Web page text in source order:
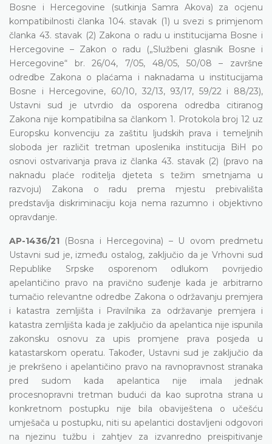
Bosne i Hercegovine (sutkinja Samra Akova) za ocjenu
kompatibilnosti članka 104. stavak (1) u svezi s primjenom
članka 43. stavak (2) Zakona o radu u institucijama Bosne i
Hercegovine – Zakon o radu („Službeni glasnik Bosne i
Hercegovine“ br. 26/04, 7/05, 48/05, 50/08 – završne
odredbe Zakona o plaćama i naknadama u institucijama
Bosne i Hercegovine, 60/10, 32/13, 93/17, 59/22 i 88/23),
Ustavni sud je utvrdio da osporena odredba citiranog
Zakona nije kompatibilna sa člankom 1. Protokola broj 12 uz
Europsku konvenciju za zaštitu ljudskih prava i temeljnih
sloboda jer različit tretman uposlenika institucija BiH po
osnovi ostvarivanja prava iz članka 43. stavak (2) (pravo na
naknadu plaće roditelja djeteta s težim smetnjama u
razvoju) Zakona o radu prema mjestu prebivališta
predstavlja diskriminaciju koja nema razumno i objektivno
opravdanje.
AP-1436/21 (Bosna i Hercegovina) – U ovom predmetu
Ustavni sud je, između ostalog, zaključio da je Vrhovni sud
Republike Srpske osporenom odlukom povrijedio
apelantičino pravo na pravično suđenje kada je arbitrarno
tumačio relevantne odredbe Zakona o održavanju premjera
i katastra zemljišta i Pravilnika za održavanje premjera i
katastra zemljišta kada je zaključio da apelantica nije ispunila
zakonsku osnovu za upis promjene prava posjeda u
katastarskom operatu. Također, Ustavni sud je zaključio da
je prekršeno i apelantičino pravo na ravnopravnost stranaka
pred sudom kada apelantica nije imala jednak
procesnopravni tretman budući da kao suprotna strana u
konkretnom postupku nije bila obaviještena o učešću
umješača u postupku, niti su apelantici dostavljeni odgovori
na njezinu tužbu i zahtjev za izvanredno preispitivanje